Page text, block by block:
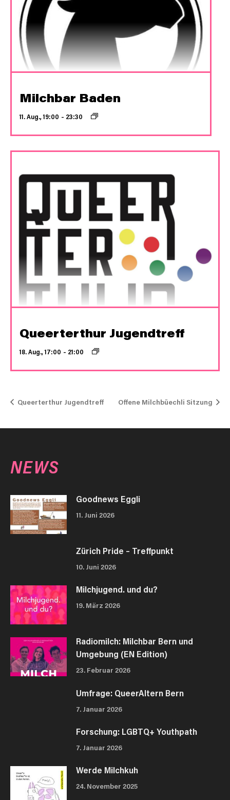
Milchbar Baden
11. Aug., 19:00 – 23:30
Queerterthur Jugendtreff
18. Aug., 17:00 – 21:00
Queerterthur Jugendtreff Offene Milchbüechli Sitzung
NEWS
Goodnews Eggli
11. Juni 2026
Zürich Pride – Treffpunkt
10. Juni 2026
Milchjugend. und du?
19. März 2026
Radiomilch: Milchbar Bern und
Umgebung (EN Edition)
23. Februar 2026
Umfrage: QueerAltern Bern
7. Januar 2026
Forschung: LGBTQ+ Youthpath
7. Januar 2026
Werde Milchkuh
24. November 2025